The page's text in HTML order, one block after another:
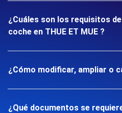
¿Cuáles son los requisitos
coche en THUE ET MUE ?
¿Cómo modificar, ampliar o
¿Qué documentos se